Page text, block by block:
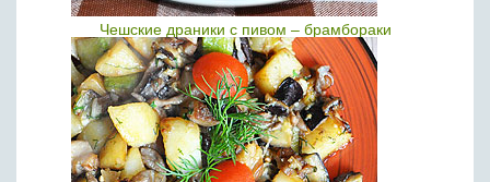
Чешские драники с пивом – брамбораки